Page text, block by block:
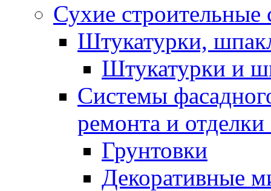
Сухие
Штукатурки,
Штукатурки и
Системы
ремонта и отделки
Грунтовки
Декоративные